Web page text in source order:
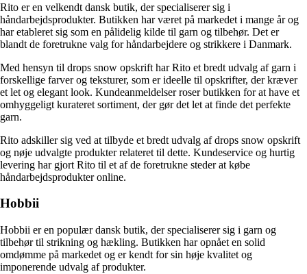
Rito er en velkendt dansk butik, der specialiserer sig i
håndarbejdsprodukter. Butikken har været på markedet i mange år og
har etableret sig som en pålidelig kilde til garn og tilbehør. Det er
blandt de foretrukne valg for håndarbejdere og strikkere i Danmark.
Med hensyn til drops snow opskrift har Rito et bredt udvalg af garn i
forskellige farver og teksturer, som er ideelle til opskrifter, der kræver
et let og elegant look. Kundeanmeldelser roser butikken for at have et
omhyggeligt kurateret sortiment, der gør det let at finde det perfekte
garn.
Rito adskiller sig ved at tilbyde et bredt udvalg af drops snow opskrift
og nøje udvalgte produkter relateret til dette. Kundeservice og hurtig
levering har gjort Rito til et af de foretrukne steder at købe
håndarbejdsprodukter online.
Hobbii
Hobbii er en populær dansk butik, der specialiserer sig i garn og
tilbehør til strikning og hækling. Butikken har opnået en solid
omdømme på markedet og er kendt for sin høje kvalitet og
imponerende udvalg af produkter.